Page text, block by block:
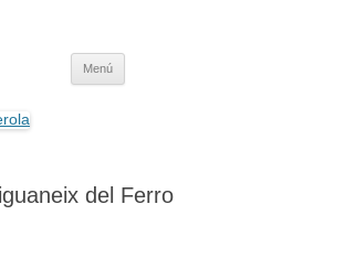
Menú
del Ferro